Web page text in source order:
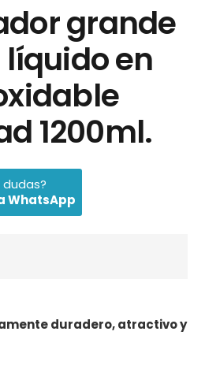
grande
en
1200ml.
WhatsApp
duradero, atractivo y